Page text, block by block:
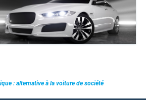
: alternative à la voiture de société